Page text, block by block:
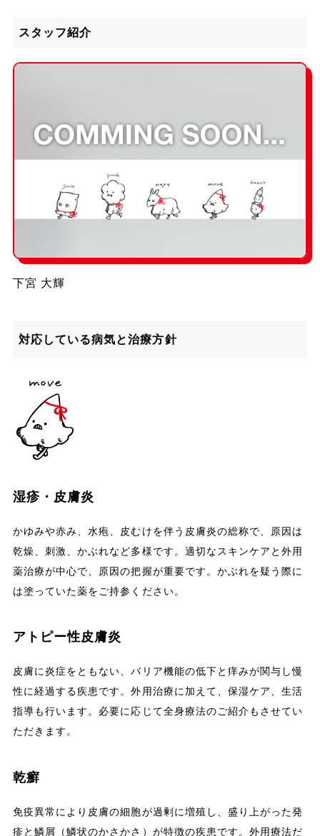
スタッフ紹介
下宮 大輝
対応している病気と治療方針
湿疹・皮膚炎
かゆみや赤み、水疱、皮むけを伴う皮膚炎の総称で、原因は
乾燥、刺激、かぶれなど多様です。適切なスキンケアと外用
薬治療が中心で、原因の把握が重要です。かぶれを疑う際に
は塗っていた薬をご持参ください。
アトピー性皮膚炎
皮膚に炎症をともない、バリア機能の低下と痒みが関与し慢
性に経過する疾患です。外用治療に加えて、保湿ケア、生活
指導も行います。必要に応じて全身療法のご紹介もさせてい
ただきます。
乾癬
免疫異常により皮膚の細胞が過剰に増殖し、盛り上がった発
疹と鱗屑（鱗状のかさかさ）が特徴の疾患です。外用療法だ